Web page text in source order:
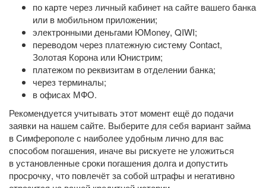
по карте через личный кабинет на сайте вашего банка
или в мобильном приложении;
электронными деньгами ЮMoney, QIWI;
переводом через платежную систему Contact,
Золотая Корона или Юнистрим;
платежом по реквизитам в отделении банка;
через терминалы;
в офисах МФО.
Рекомендуется учитывать этот момент ещё до подачи
заявки на нашем сайте. Выберите для себя вариант займа
в Симферополе с наиболее удобным лично для вас
способом погашения, иначе вы рискуете не уложиться
в установленные сроки погашения долга и допустить
просрочку, что повлечёт за собой штрафы и негативно